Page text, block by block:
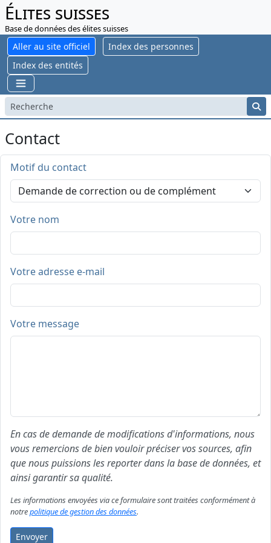
Élites suisses
Base de données des élites suisses
Aller au site officiel
Index des personnes
Index des entités
Contact
Motif du contact
Votre nom
Votre adresse e-mail
Votre message
En cas de demande de modifications d'informations, nous
vous remercions de bien vouloir préciser vos sources, afin
que nous puissions les reporter dans la base de données, et
ainsi garantir sa qualité.
Les informations envoyées via ce formulaire sont traitées conformément à
notrepolitique de gestion des données.
Envoyer